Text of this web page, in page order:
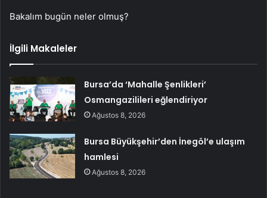
Bakalım bugün neler olmuş?
İlgili Makaleler
Bursa’da ‘Mahalle Şenlikleri’
Osmangazilileri eğlendiriyor
Ağustos 8, 2026
Bursa Büyükşehir’den İnegöl’e ulaşım
hamlesi
Ağustos 8, 2026